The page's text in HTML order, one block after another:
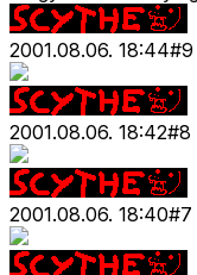
2001.08.06. 18:44#9
2001.08.06. 18:42#8
2001.08.06. 18:40#7